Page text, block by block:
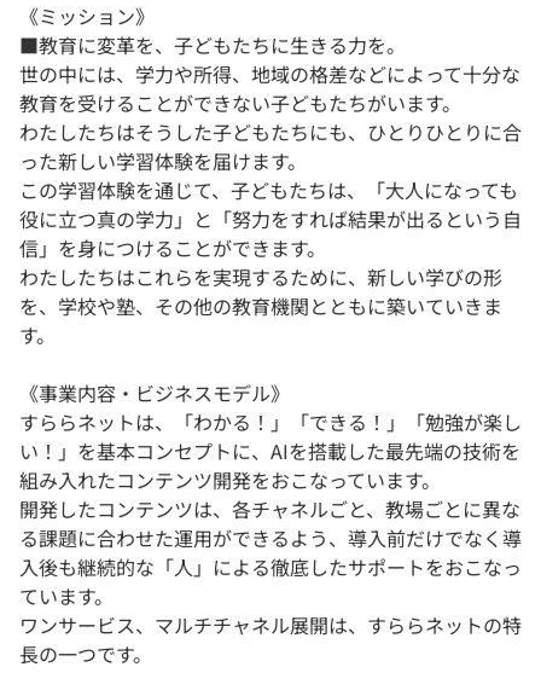
《ミッション》
■教育に変革を、子どもたちに生きる力を。
世の中には、学力や所得、地域の格差などによって十分な
教育を受けることができない子どもたちがいます。
わたしたちはそうした子どもたちにも、ひとりひとりに合
った新しい学習体験を届けます。
この学習体験を通じて、子どもたちは、「大人になっても
役に立つ真の学力」と「努力をすれば結果が出るという自
信」を身につけることができます。
わたしたちはこれらを実現するために、新しい学びの形
を、学校や塾、その他の教育機関とともに築いていきま
す。
《事業内容・ビジネスモデル》
すららネットは、「わかる！」「できる！」「勉強が楽し
い！」を基本コンセプトに、AIを搭載した最先端の技術を
組み入れたコンテンツ開発をおこなっています。
開発したコンテンツは、各チャネルごと、教場ごとに異な
る課題に合わせた運用ができるよう、導入前だけでなく導
入後も継続的な「人」による徹底したサポートをおこなっ
ています。
ワンサービス、マルチチャネル展開は、すららネットの特
長の一つです。